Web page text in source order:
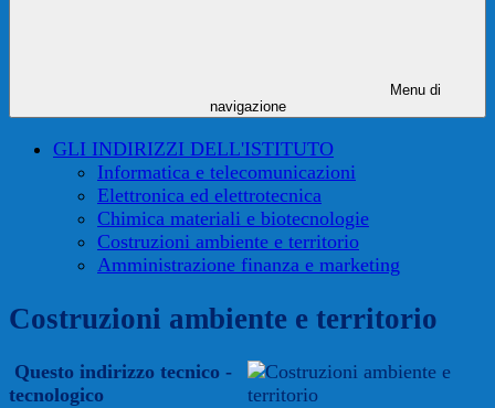
Menu di
navigazione
GLI INDIRIZZI DELL'ISTITUTO
Informatica e telecomunicazioni
Elettronica ed elettrotecnica
Chimica materiali e biotecnologie
Costruzioni ambiente e territorio
Amministrazione finanza e marketing
Costruzioni ambiente e territorio
Questo indirizzo tecnico -
tecnologico